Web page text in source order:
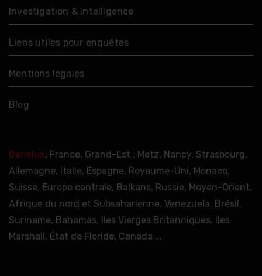
Investigation & intelligence
Liens utiles pour enquêtes
Mentions légales
Blog
Benelux, France, Grand-Est : Metz, Nancy, Strasbourg,
Allemagne, Italie, Espagne, Royaume-Uni, Monaco,
Suisse, Europe centrale, Balkans, Russie, Moyen-Orient,
Afrique du nord et Subsaharienne, Venezuela, Brésil,
Suriname, Bahamas, Iles Vierges Britanniques, Iles
Marshall, État de Floride, Canada ...